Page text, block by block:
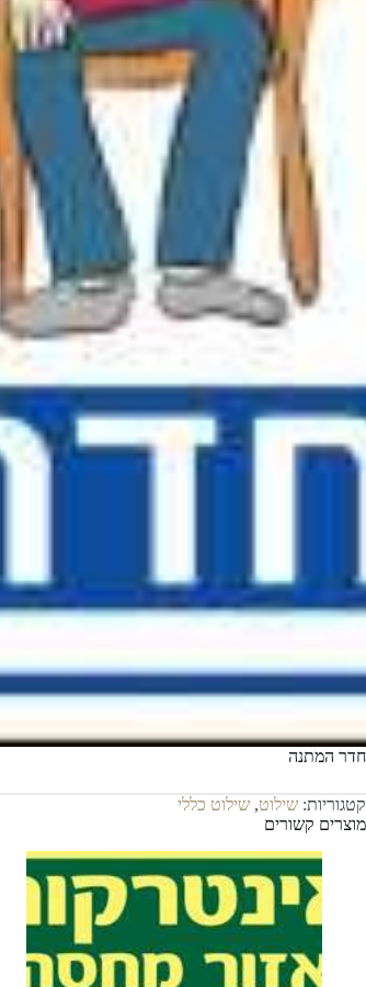
חדר המתנה
קטגוריות: שילוט, שילוט כללי
מוצרים קשורים